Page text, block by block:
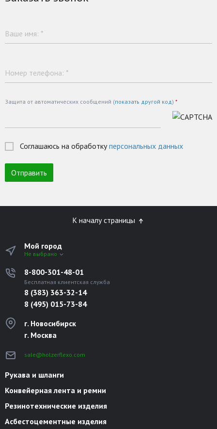
Ваше имя: *
Номер телефона: *
Защита от автоматических сообщений (показать другой код) *
Соглашаюсь на обработкуперсональных данных
К началу страницы
Мой город
Не выбрано
8-800-301-48-01
Бесплатная клиентская служба
8 (383) 363-32-14
8 (495) 015-73-84
г. Новосибирск
г. Москва
sale@holzerflexo.com
Рукава и шланги
Конвейерная лента и ремни
Резинотехнические изделия
Асбестоцементные изделия